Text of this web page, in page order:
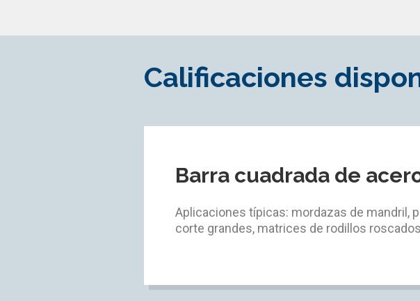
Calificaciones
Barra cuadrada de
Aplicaciones típicas: mordazas de mandril,
corte grandes, matrices de rodillos